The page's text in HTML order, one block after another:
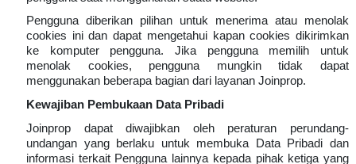
Pengguna diberikan pilihan untuk menerima atau menolak
cookies ini dan dapat mengetahui kapan cookies dikirimkan
ke komputer pengguna. Jika pengguna memilih untuk
menolak cookies, pengguna mungkin tidak dapat
menggunakan beberapa bagian dari layanan Joinprop.
Kewajiban Pembukaan Data Pribadi
Joinprop dapat diwajibkan oleh peraturan perundang-
undangan yang berlaku untuk membuka Data Pribadi dan
informasi terkait Pengguna lainnya kepada pihak ketiga yang